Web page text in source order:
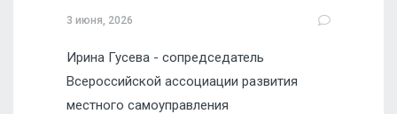
3 июня, 2026
Ирина Гусева - сопредседатель
Всероссийской ассоциации развития
местного самоуправления